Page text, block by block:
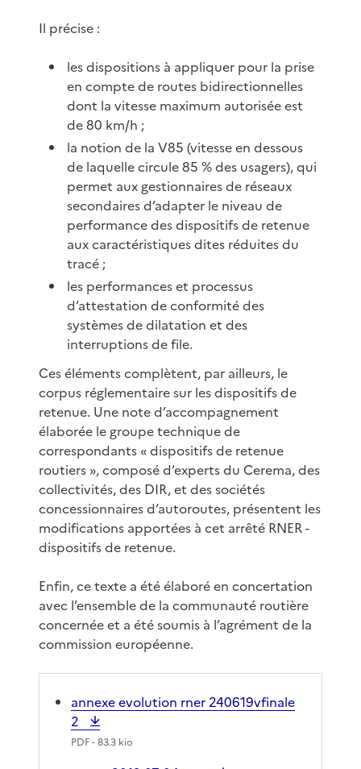
Il précise :
les dispositions à appliquer pour la prise
en compte de routes bidirectionnelles
dont la vitesse maximum autorisée est
de 80 km/h ;
la notion de la V85 (vitesse en dessous
de laquelle circule 85 % des usagers), qui
permet aux gestionnaires de réseaux
secondaires d’adapter le niveau de
performance des dispositifs de retenue
aux caractéristiques dites réduites du
tracé ;
les performances et processus
d’attestation de conformité des
systèmes de dilatation et des
interruptions de file.
Ces éléments complètent, par ailleurs, le
corpus réglementaire sur les dispositifs de
retenue. Une note d’accompagnement
élaborée le groupe technique de
correspondants « dispositifs de retenue
routiers », composé d’experts du Cerema, des
collectivités, des DIR, et des sociétés
concessionnaires d’autoroutes, présentent les
modifications apportées à cet arrêté RNER -
dispositifs de retenue.
Enfin, ce texte a été élaboré en concertation
avec l’ensemble de la communauté routière
concernée et a été soumis à l’agrément de la
commission européenne.
annexe evolution rner 240619vfinale
2
PDF- 83.3 kio